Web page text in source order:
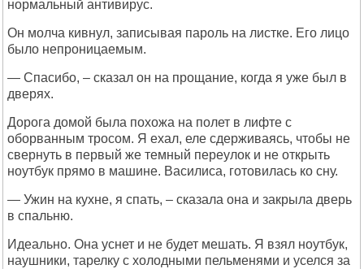
нормальный антивирус.
Он молча кивнул, записывая пароль на листке. Его лицо
было непроницаемым.
— Спасибо, – сказал он на прощание, когда я уже был в
дверях.
Дорога домой была похожа на полет в лифте с
оборванным тросом. Я ехал, еле сдерживаясь, чтобы не
свернуть в первый же темный переулок и не открыть
ноутбук прямо в машине. Василиса, готовилась ко сну.
— Ужин на кухне, я спать, – сказала она и закрыла дверь
в спальню.
Идеально. Она уснет и не будет мешать. Я взял ноутбук,
наушники, тарелку с холодными пельменями и уселся за